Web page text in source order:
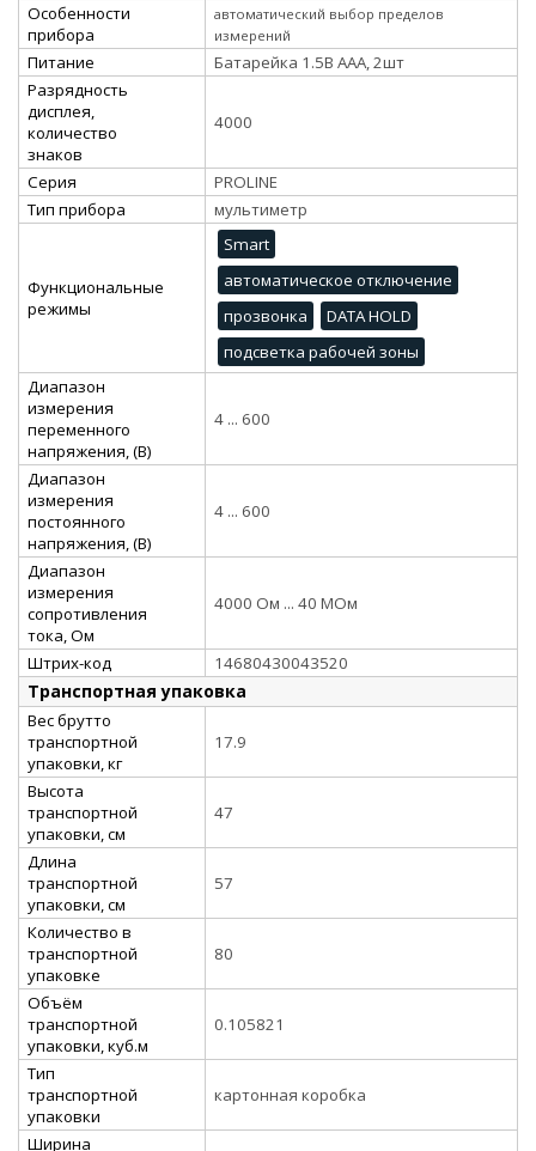
Особенности
прибора
автоматический выбор пределов
измерений
Питание
Батарейка 1.5В ААА, 2шт
Разрядность
дисплея,
количество
знаков
4000
Серия
PROLINE
Тип прибора
мультиметр
Функциональные
режимы
Smart
автоматическое отключение
прозвонка
DATA HOLD
подсветка рабочей зоны
Диапазон
измерения
переменного
напряжения, (В)
4 ... 600
Диапазон
измерения
постоянного
напряжения, (В)
4 ... 600
Диапазон
измерения
сопротивления
тока, Ом
4000 Ом ... 40 МОм
Штрих-код 14680430043520
Транспортная упаковка
Вес брутто
транспортной
упаковки, кг
17.9
Высота
транспортной
упаковки, см
47
Длина
транспортной
упаковки, см
57
Количество в
транспортной
упаковке
80
Объём
транспортной
упаковки, куб.м
0.105821
Тип
транспортной
упаковки
картонная коробка
Ширина